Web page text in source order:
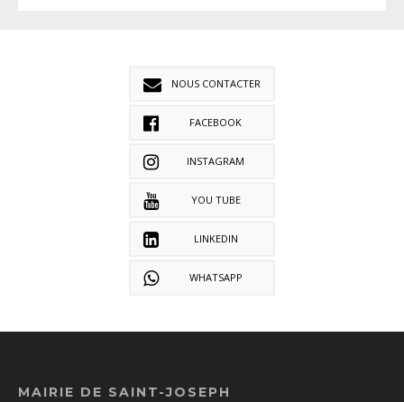
NOUS CONTACTER
FACEBOOK
INSTAGRAM
YOU TUBE
LINKEDIN
WHATSAPP
MAIRIE DE SAINT-JOSEPH